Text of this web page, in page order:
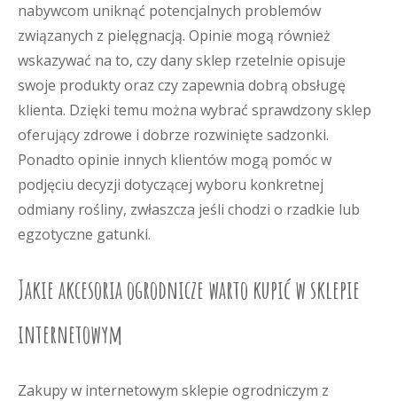
nabywcom uniknąć potencjalnych problemów
związanych z pielęgnacją. Opinie mogą również
wskazywać na to, czy dany sklep rzetelnie opisuje
swoje produkty oraz czy zapewnia dobrą obsługę
klienta. Dzięki temu można wybrać sprawdzony sklep
oferujący zdrowe i dobrze rozwinięte sadzonki.
Ponadto opinie innych klientów mogą pomóc w
podjęciu decyzji dotyczącej wyboru konkretnej
odmiany rośliny, zwłaszcza jeśli chodzi o rzadkie lub
egzotyczne gatunki.
Jakie akcesoria ogrodnicze warto kupić w sklepie
internetowym
Zakupy w internetowym sklepie ogrodniczym z